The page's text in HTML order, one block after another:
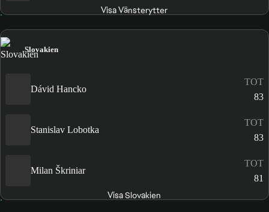
Visa Vänsterytter
Slovakien
Dávid Hancko
TOT
83
Stanislav Lobotka
TOT
83
Milan Škriniar
TOT
81
Visa Slovakien